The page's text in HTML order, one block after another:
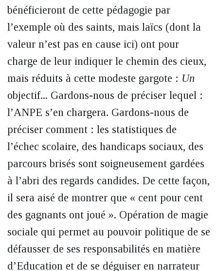
bénéficieront de cette pédagogie par
l’exemple où des saints, mais laïcs (dont la
valeur n’est pas en cause ici) ont pour
charge de leur indiquer le chemin des cieux,
mais réduits à cette modeste gargote : Un
objectif... Gardons-nous de préciser lequel :
l’ANPE s’en chargera. Gardons-nous de
préciser comment : les statistiques de
l’échec scolaire, des handicaps sociaux, des
parcours brisés sont soigneusement gardées
à l’abri des regards candides. De cette façon,
il sera aisé de montrer que « cent pour cent
des gagnants ont joué ». Opération de magie
sociale qui permet au pouvoir politique de se
défausser de ses responsabilités en matière
d’Education et de se déguiser en narrateur